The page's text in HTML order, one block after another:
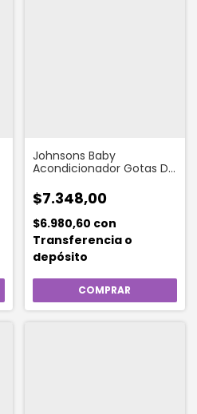
Johnsons Baby
Acondicionador Gotas De
$7.348,00
$6.980,60 con
Transferencia o
depósito